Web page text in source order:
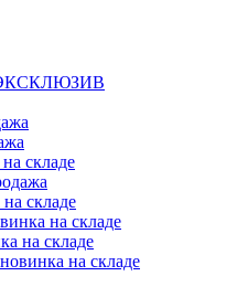
ЭКСКЛЮЗИВ
складе
складе
на складе
на складе
на складе